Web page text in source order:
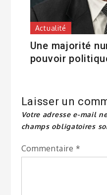
Actualité
Une majorité
pouvoir
Laisser un
Votre adresse e-mail
champs obligatoires
Commentaire *